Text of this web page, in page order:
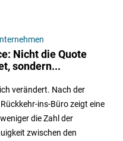
Nicht die Quote
sondern...
verändert. Nach der
ins-Büro zeigt eine
die Zahl der
zwischen den